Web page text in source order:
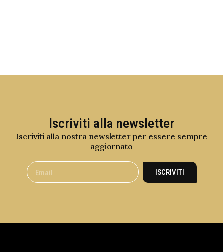
Iscriviti alla newsletter
Iscriviti alla nostra newsletter per essere sempre
aggiornato
ISCRIVITI